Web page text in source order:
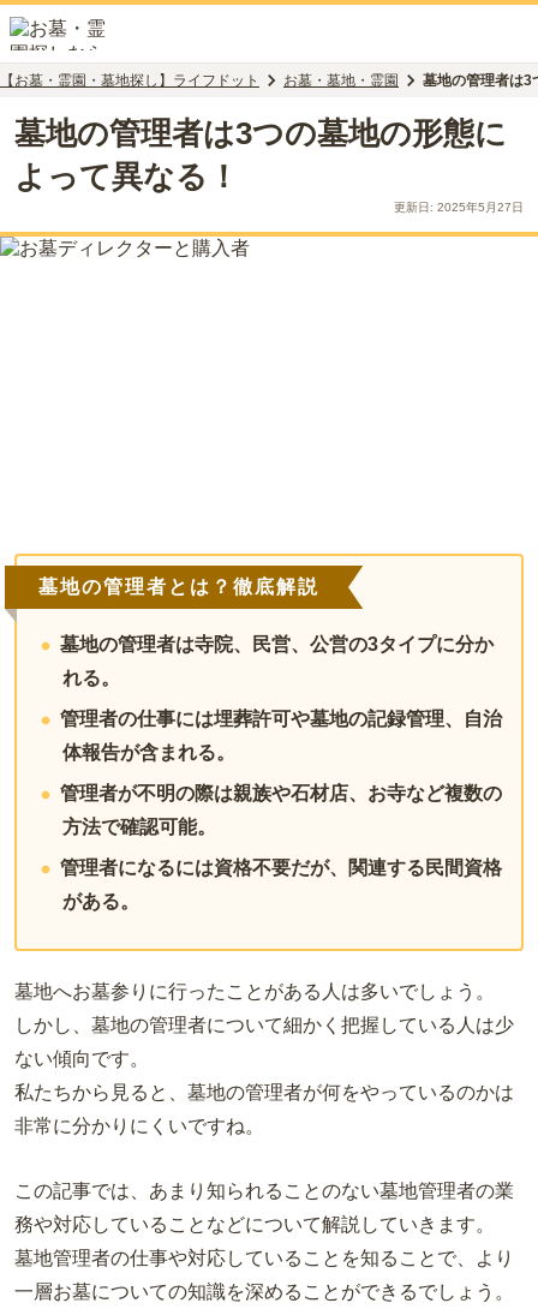
【お墓・霊園・墓地探し】ライフドット お墓・墓地・霊園 墓地の管理者は3
墓地の管理者は3つの墓地の形態に
よって異なる！
更新日: 2025年5月27日
墓地の管理者とは？徹底解説
墓地の管理者は寺院、民営、公営の3タイプに分か
れる。
管理者の仕事には埋葬許可や墓地の記録管理、自治
体報告が含まれる。
管理者が不明の際は親族や石材店、お寺など複数の
方法で確認可能。
管理者になるには資格不要だが、関連する民間資格
がある。
墓地へお墓参りに行ったことがある人は多いでしょう。
しかし、墓地の管理者について細かく把握している人は少
ない傾向です。
私たちから見ると、墓地の管理者が何をやっているのかは
非常に分かりにくいですね。
この記事では、あまり知られることのない墓地管理者の業
務や対応していることなどについて解説していきます。
墓地管理者の仕事や対応していることを知ることで、より
一層お墓についての知識を深めることができるでしょう。